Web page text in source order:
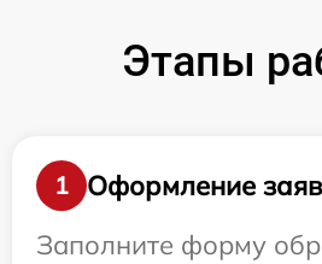
Этапы
1
Оформление
Заполните форму